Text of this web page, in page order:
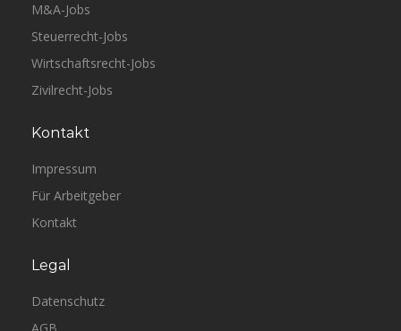
M&A-Jobs
Steuerrecht-Jobs
Wirtschaftsrecht-Jobs
Zivilrecht-Jobs
Kontakt
Impressum
Für Arbeitgeber
Kontakt
Legal
Datenschutz